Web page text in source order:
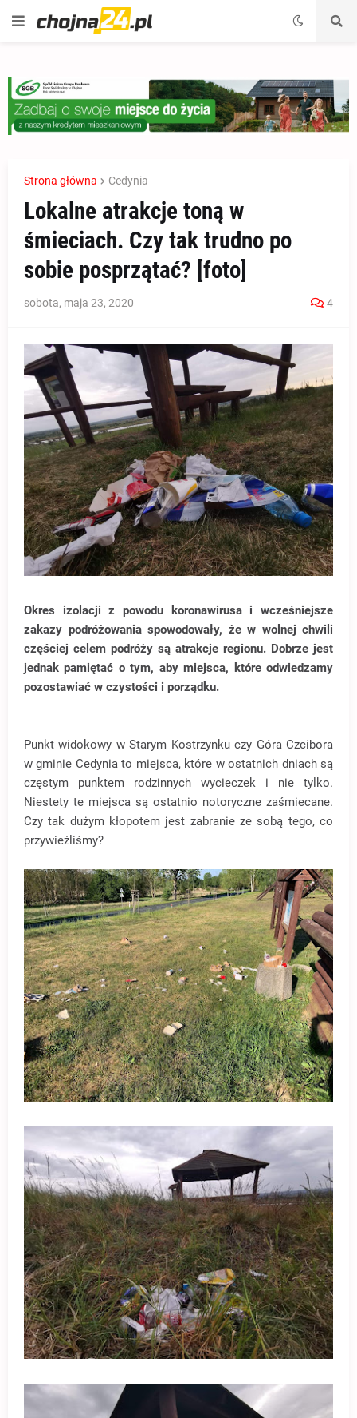
Strona główna Cedynia
Lokalne atrakcje toną w
śmieciach. Czy tak trudno po
sobie posprzątać? [foto]
sobota, maja 23, 2020 4
Okres izolacji z powodu koronawirusa i wcześniejsze
zakazy podróżowania spowodowały, że w wolnej chwili
częściej celem podróży są atrakcje regionu. Dobrze jest
jednak pamiętać o tym, aby miejsca, które odwiedzamy
pozostawiać w czystości i porządku.
Punkt widokowy w Starym Kostrzynku czy Góra Czcibora
w gminie Cedynia to miejsca, które w ostatnich dniach są
częstym punktem rodzinnych wycieczek i nie tylko.
Niestety te miejsca są ostatnio notoryczne zaśmiecane.
Czy tak dużym kłopotem jest zabranie ze sobą tego, co
przywieźliśmy?